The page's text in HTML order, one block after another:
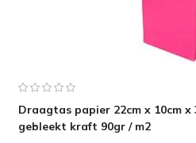
Draagtas papier 22cm x 10cm
gebleekt kraft 90gr / m2